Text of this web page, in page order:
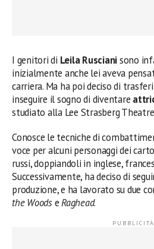
I genitori di Leila Ruscianisono
inizialmente anche lei aveva
carriera. Ma ha poi deciso di
inseguire il sogno di diventare
studiato alla Lee Strasberg
Conosce le tecniche di
voce per alcuni personaggi dei
russi, doppiandoli in inglese,
Successivamente, ha deciso di
produzione, e ha lavorato su due
the WoodseRaghead.